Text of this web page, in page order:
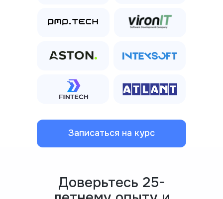
Записаться на курс
Доверьтесь 25-